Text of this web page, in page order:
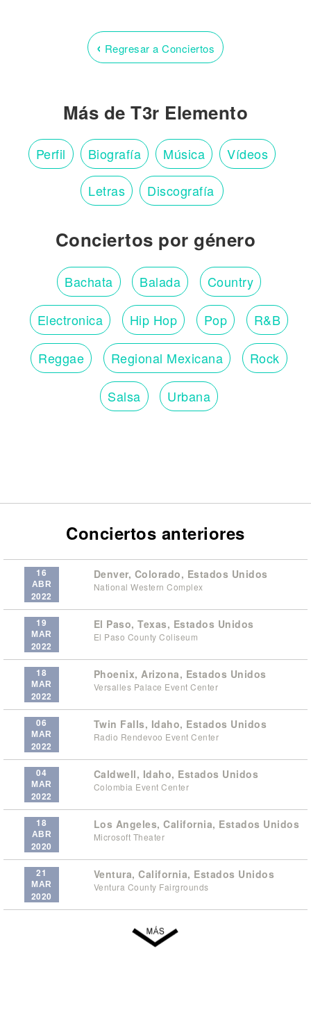
‹ Regresar a Conciertos
Más de T3r Elemento
Perfil Biografía Música Vídeos
Letras Discografía
Conciertos por género
Bachata Balada Country
Electronica Hip Hop Pop R&B
Reggae Regional Mexicana Rock
Salsa Urbana
Conciertos anteriores
16
ABR
2022
Denver, Colorado, Estados Unidos
National Western Complex
19
MAR
2022
El Paso, Texas, Estados Unidos
El Paso County Coliseum
18
MAR
2022
Phoenix, Arizona, Estados Unidos
Versalles Palace Event Center
06
MAR
2022
Twin Falls, Idaho, Estados Unidos
Radio Rendevoo Event Center
04
MAR
2022
Caldwell, Idaho, Estados Unidos
Colombia Event Center
18
ABR
2020
Los Angeles, California, Estados Unidos
Microsoft Theater
21
MAR
2020
Ventura, California, Estados Unidos
Ventura County Fairgrounds